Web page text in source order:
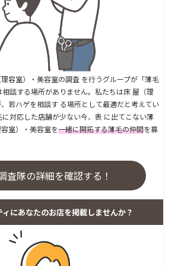
容室）・美容室の調査 を行うグループが「薄毛
談する場所がありません。私たちは床 屋（理
若ハゲを相談す る場所として最適だと考えてい
に対応した店舗が少ない今、表 に出てこない薄
室）・美容室を一緒に開拓する薄毛の仲間を募
査隊の詳細を確認する！
にあなたのお店を掲載しませんか？